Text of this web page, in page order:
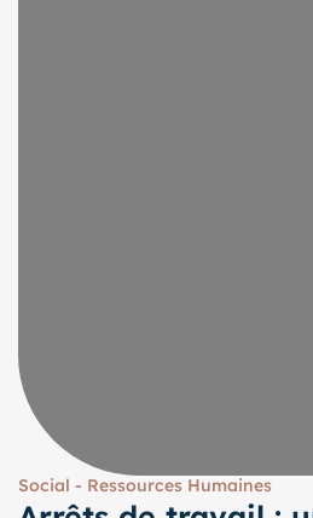
Social - Ressources Humaines